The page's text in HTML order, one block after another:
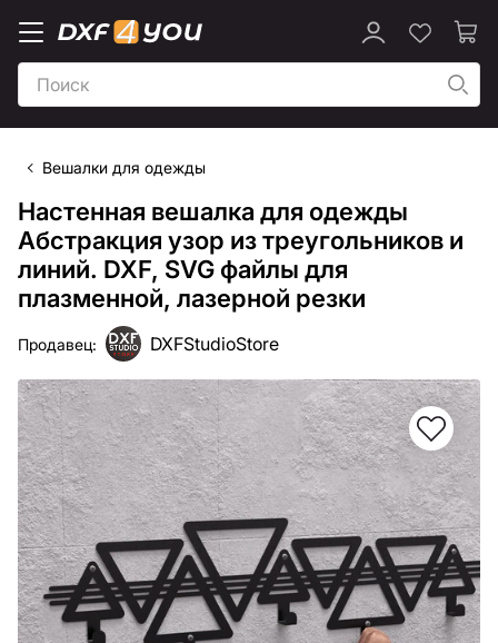
Вешалки для одежды
Настенная вешалка для одежды
Абстракция узор из треугольников и
линий. DXF, SVG файлы для
плазменной, лазерной резки
Продавец: DXFStudioStore